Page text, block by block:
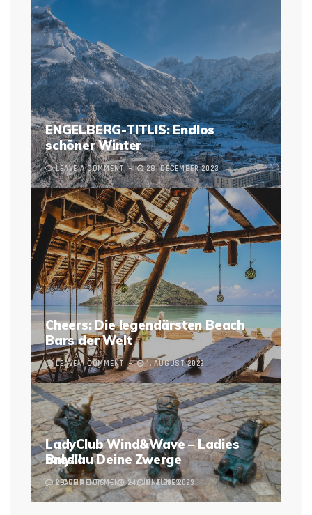
ENGELBERG-TITLIS: Endlos
schöner Winter
LEAVE A COMMENT 28. DECEMBER 2023
Cheers: Die legendärsten Beach
Bars der Welt
LEAVE A COMMENT 1. AUGUST 2023
Breslau Deine Zwerge
2 COMMENTS 24. JUNE 2023
LadyClub Wind&Wave – Ladies
only!!!
LEAVE A COMMENT 6. JUNE 2023